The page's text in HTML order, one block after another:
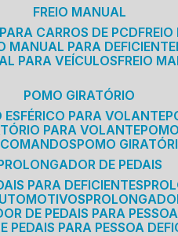
FREIO MANUAL
CARROS DE PCD
MANUAL PARA DEFICIENTE
PARA VEÍCULOS FREIO
POMO GIRATÓRIO
ESFÉRICO PARA VOLANTE
PARA VOLANTE
COMANDOS POMO
PROLONGADOR DE PEDAIS
PARA DEFICIENTES
DE PEDAIS PARA
PEDAIS PARA PESSOA